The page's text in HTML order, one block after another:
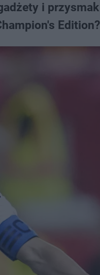
i
Edition?